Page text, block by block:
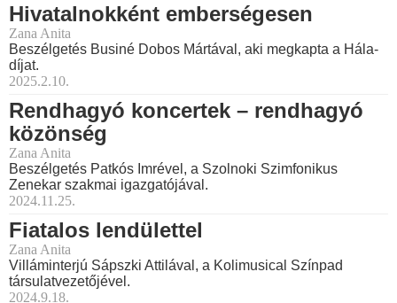
Hivatalnokként emberségesen
Zana Anita
Beszélgetés Businé Dobos Mártával, aki megkapta a Hála-
díjat.
2025.2.10.
Rendhagyó koncertek – rendhagyó
közönség
Zana Anita
Beszélgetés Patkós Imrével, a Szolnoki Szimfonikus
Zenekar szakmai igazgatójával.
2024.11.25.
Fiatalos lendülettel
Zana Anita
Villáminterjú Sápszki Attilával, a Kolimusical Színpad
társulatvezetőjével.
2024.9.18.